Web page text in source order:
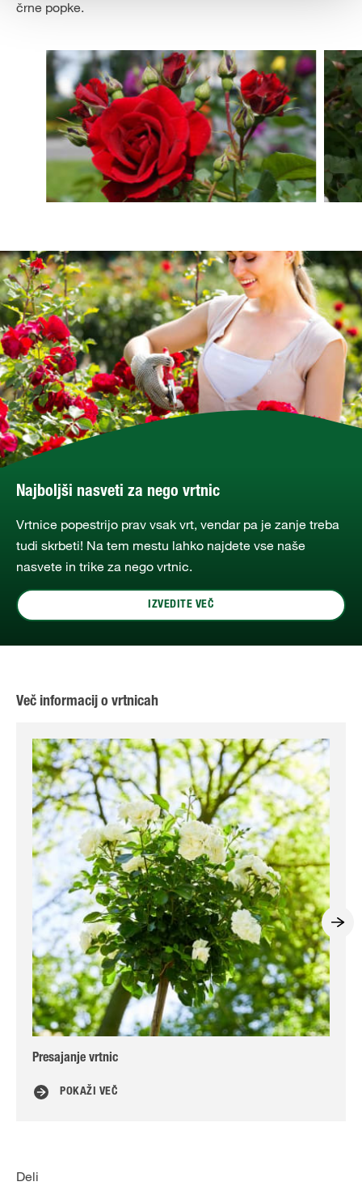
črne popke.
Najboljši nasveti za nego vrtnic
Vrtnice popestrijo prav vsak vrt, vendar pa je zanje treba
tudi skrbeti! Na tem mestu lahko najdete vse naše
nasvete in trike za nego vrtnic.
IZVEDITE VEČ
Več informacij o vrtnicah
Presajanje vrtnic
POKAŽI VEČ
Deli